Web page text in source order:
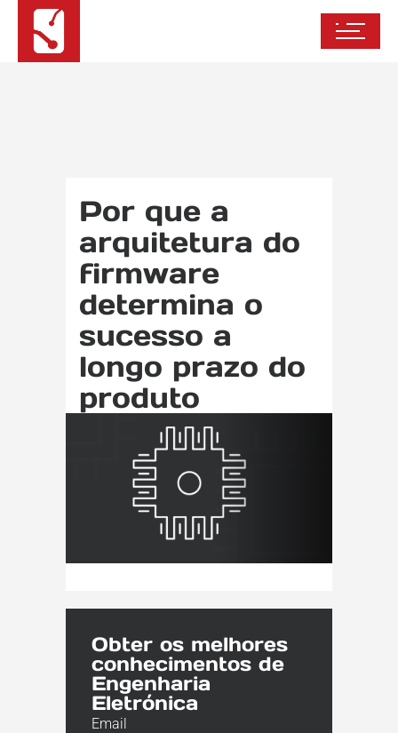
Por que a
arquitetura do
firmware
determina o
sucesso a
longo prazo do
produto
Obter os melhores
conhecimentos de
Engenharia
Eletrónica
Email